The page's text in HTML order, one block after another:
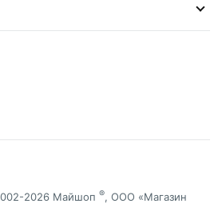
2026 Майшоп ®, ООО «Магазин